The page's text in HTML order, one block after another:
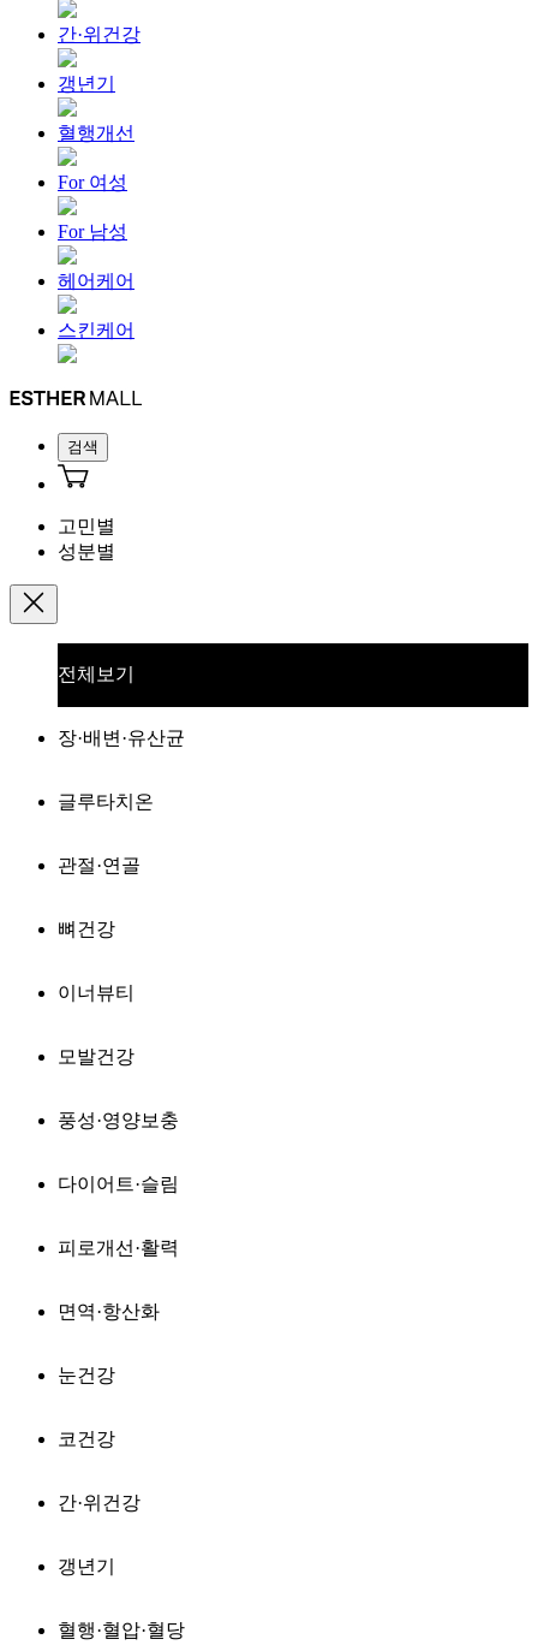
간·위건강
갱년기
혈행개선
For 여성
For 남성
헤어케어
스킨케어
검색
고민별
성분별
전체보기
장·배변·유산균
글루타치온
관절·연골
뼈건강
이너뷰티
모발건강
풍성·영양보충
다이어트·슬림
피로개선·활력
면역·항산화
눈건강
코건강
간·위건강
갱년기
혈행·혈압·혈당